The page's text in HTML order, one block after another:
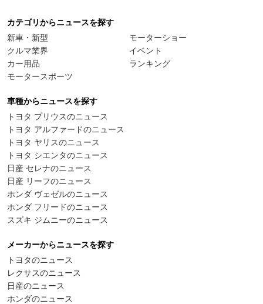
カテゴリからニュースを探す
新車・新型
クルマ業界
カー用品
モータースポーツ
モーターショー
イベント
ランキング
車種からニュースを探す
トヨタ プリウスのニュース
トヨタ アルファードのニュース
トヨタ ヤリスのニュース
トヨタ シエンタのニュース
日産 セレナのニュース
日産 リーフのニュース
ホンダ ヴェゼルのニュース
ホンダ フリードのニュース
スズキ ジムニーのニュース
メーカーからニュースを探す
トヨタのニュース
レクサスのニュース
日産のニュース
ホンダのニュース